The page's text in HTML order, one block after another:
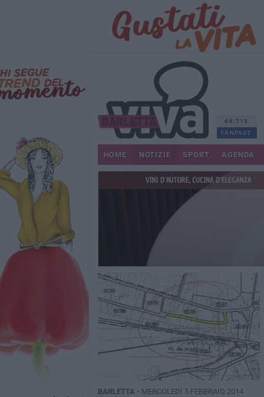
68.713
FANPAGE
HOME NOTIZIE SPORT AGENDA
BARLETTA - MERCOLEDÌ 5 FEBBRAIO 2014